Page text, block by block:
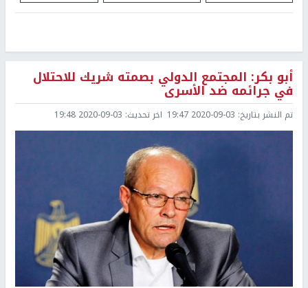
أبو بكر: المجتمع الدولي بصمته شريك للاحتلال
في جرائمه ضد الأسرى
تم النشر بتاريخ: 2020-09-03 19:47 اخر تحديث: 2020-09-03 19:48